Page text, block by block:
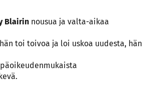
Blairin nousua ja valta-aikaa
toi toivoa ja loi uskoa uudesta, hän